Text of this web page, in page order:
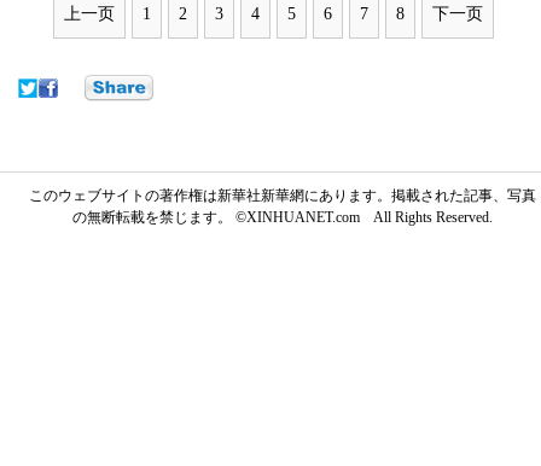
上一页 1 2 3 4 5 6 7 8 下一页
このウェブサイトの著作権は新華社新華網にあります。掲載された記事、写真
の無断転載を禁じます。 ©XINHUANET.com All Rights Reserved.